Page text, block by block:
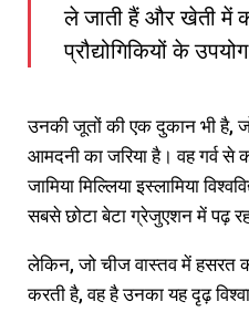
ले जाती हैं और खेती में
प्रौद्योगिकियों के
उनकी जूतों की एक दुकान भी है,
आमदनी का जरिया है। वह गर्व से
जामिया मिल्लिया इस्लामिया
सबसे छोटा बेटा ग्रेजुएशन में पढ़
लेकिन, जो चीज वास्तव में
करती है, वह है उनका यह दृढ़